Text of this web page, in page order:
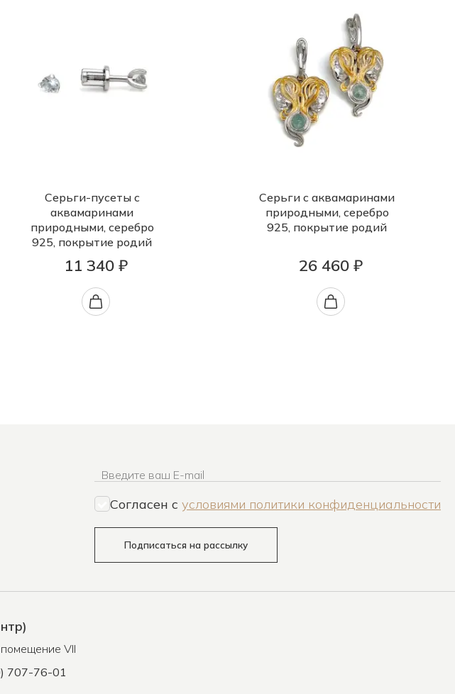
Серьги-пусеты с
аквамаринами
природными, серебро
925, покрытие родий
11 340 ₽
Серьги с аквамаринами
природными, серебро
925, покрытие родий
26 460 ₽
Введите ваш E-mail
Согласен c условиями политики конфиденциальности
Подписаться на рассылку
VII
707-76-01